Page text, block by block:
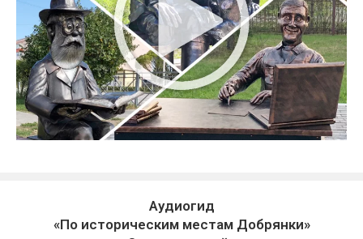
Аудиогид
«По историческим местам Добрянки»